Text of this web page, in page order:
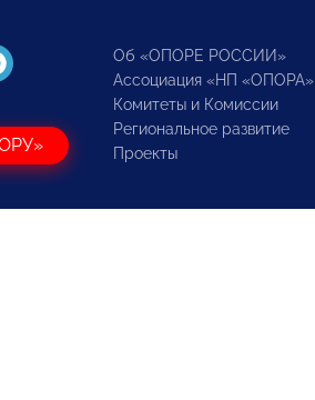
Об «ОПОРЕ РОССИИ»
Ассоциация «НП «ОПОРА»
Комитеты и Комиссии
Региональное развитие
Проекты